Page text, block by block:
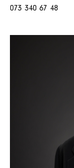
073 340 67 48